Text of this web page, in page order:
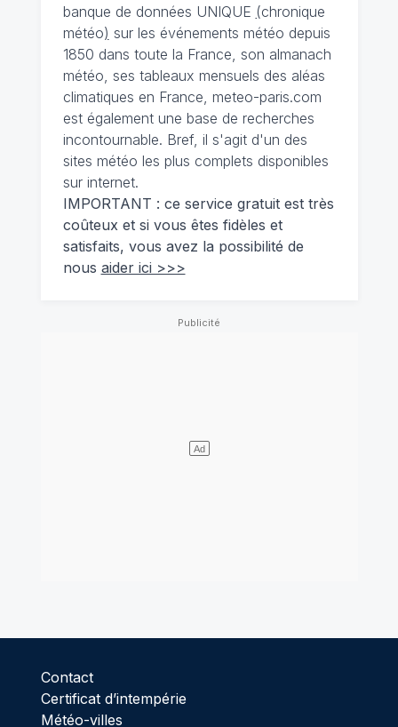
banque de données UNIQUE (chronique
météo) sur les événements météo depuis
1850 dans toute la France, son almanach
météo, ses tableaux mensuels des aléas
climatiques en France, meteo-paris.com
est également une base de recherches
incontournable. Bref, il s'agit d'un des
sites météo les plus complets disponibles
sur internet.
IMPORTANT : ce service gratuit est très
coûteux et si vous êtes fidèles et
satisfaits, vous avez la possibilité de
nous aider ici >>>
Contact
Certificat d’intempérie
Météo-villes